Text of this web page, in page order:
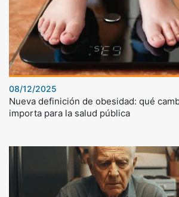
08/12/2025
Nueva definición de obesidad: qué
importa para la salud pública